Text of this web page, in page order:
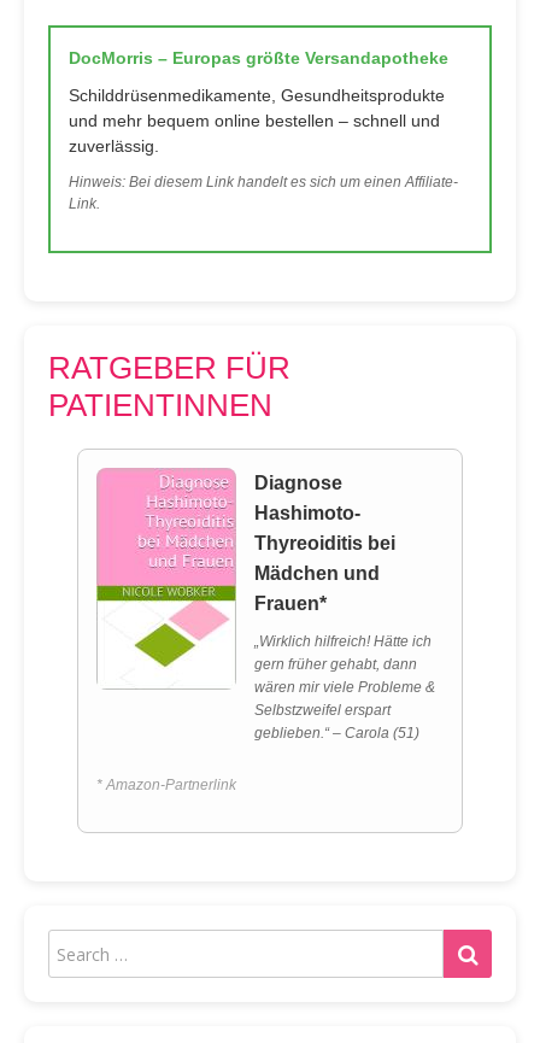
DocMorris – Europas größte Versandapotheke
Schilddrüsenmedikamente, Gesundheitsprodukte
und mehr bequem online bestellen – schnell und
zuverlässig.
Hinweis: Bei diesem Link handelt es sich um einen Affiliate-
Link.
RATGEBER FÜR
PATIENTINNEN
Diagnose
Hashimoto-
Thyreoiditis bei
Mädchen und
Frauen*
„Wirklich hilfreich! Hätte ich
gern früher gehabt, dann
wären mir viele Probleme &
Selbstzweifel erspart
geblieben.“ – Carola (51)
* Amazon-Partnerlink